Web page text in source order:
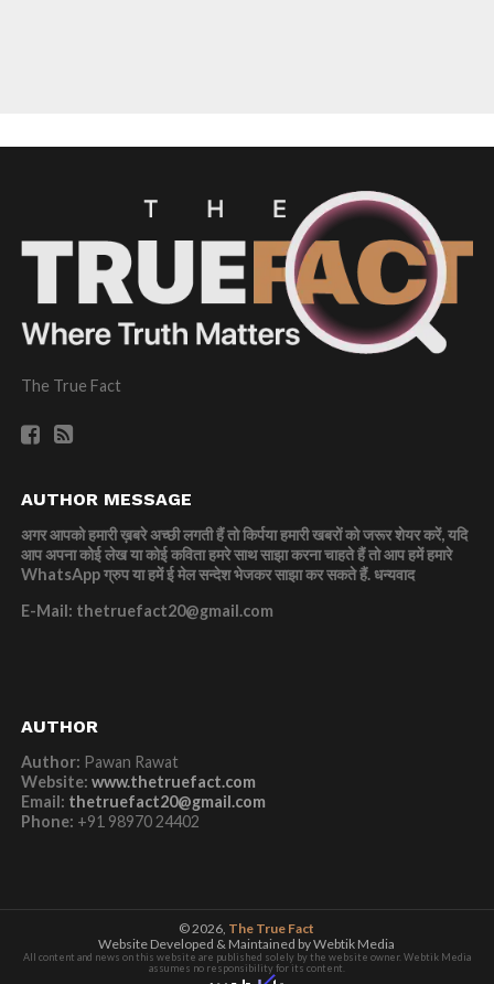
The True Fact
AUTHOR MESSAGE
अगर आपको हमारी ख़बरे अच्छी लगती हैं तो किर्पया हमारी खबरों को जरूर शेयर करें, यदि
आप अपना कोई लेख या कोई कविता हमरे साथ साझा करना चाहते हैं तो आप हमें हमारे
WhatsApp ग्रुप या हमें ई मेल सन्देश भेजकर साझा कर सकते हैं.धन्यवाद
E-Mail: thetruefact20@gmail.com
AUTHOR
Author: Pawan Rawat
Website: www.thetruefact.com
Email: thetruefact20@gmail.com
Phone: +91 98970 24402
© 2026, The True Fact
Website Developed & Maintained by Webtik Media
All content and news on this website are published solely by the website owner. Webtik Media
assumes no responsibility for its content.